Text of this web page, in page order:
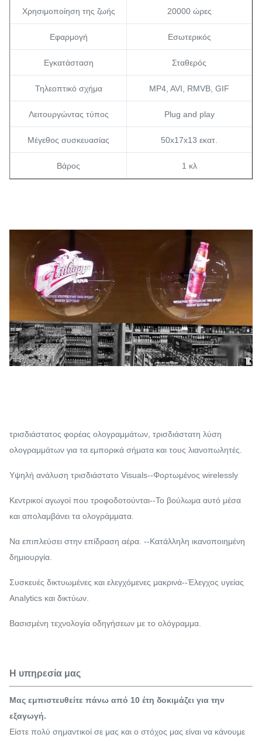
Χρησιμοποίηση της ζωής 20000 ώρες
Εφαρμογή Εσωτερικός
Εγκατάσταση Σταθερός
Τηλεοπτικό σχήμα MP4, AVI, RMVB, GIF
Λειτουργώντας τύπος Plug and play
Μέγεθος συσκευασίας 50x17x13 εκατ.
Βάρος 1 κλ
τρισδιάστατος φορέας ολογραμμάτων, τρισδιάστατη λύση
ολογραμμάτων για τα εμπορικά σήματα και τους λιανοπωλητές.
Υψηλή ανάλυση τρισδιάστατο Visuals--Φορτωμένος wirelessly
Κεντρικοί αγωγοί που τροφοδοτούνται--Το βούλωμα αυτό μέσα
και απολαμβάνει τα ολογράμματα.
Να επιπλεύσει στην επίδραση αέρα. --Κατάλληλη ικανοποιημένη
δημιουργία.
Συσκευές δικτυωμένες και ελεγχόμενες μακρινά--Έλεγχος υγείας
Analytics και δικτύων.
Βασισμένη τεχνολογία οδηγήσεων με το ολόγραμμα.
Η υπηρεσία μας
Μας εμπιστευθείτε πάνω από 10 έτη δοκιμάζει για την
εξαγωγή.
Είστε πολύ σημαντικοί σε μας και ο στόχος μας είναι να κάνουμε